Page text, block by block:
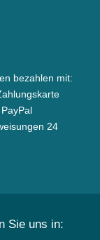
bezahlen mit:
PayPal
24
Sie uns in: